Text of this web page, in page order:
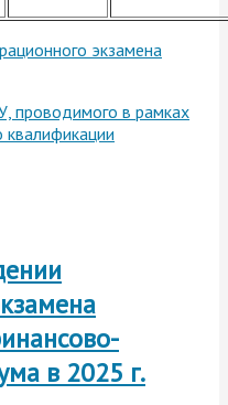
экзамена
проводимого в рамках
в 2025 г.